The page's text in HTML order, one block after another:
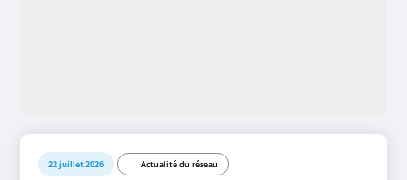
22 juillet 2026 Actualité du réseau